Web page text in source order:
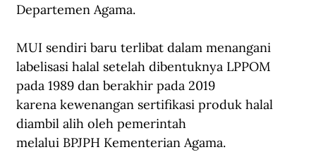
Departemen Agama.
MUI sendiri baru terlibat dalam menangani
labelisasi halal setelah dibentuknya LPPOM
pada 1989 dan berakhir pada 2019
karena kewenangan sertifikasi produk halal
diambil alih oleh pemerintah
melalui BPJPH Kementerian Agama.